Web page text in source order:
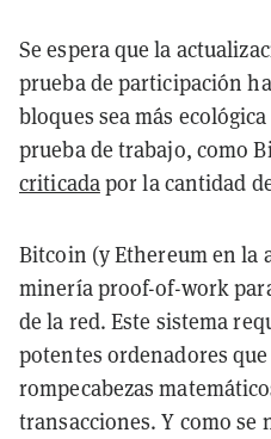
Se espera que la
prueba de participación
bloques sea más
prueba de trabajo, como
criticadapor la cantidad
Bitcoin (y Ethereum en la
minería proof-of-work
de la red. Este sistema
potentes ordenadores
rompecabezas
transacciones. Y como se